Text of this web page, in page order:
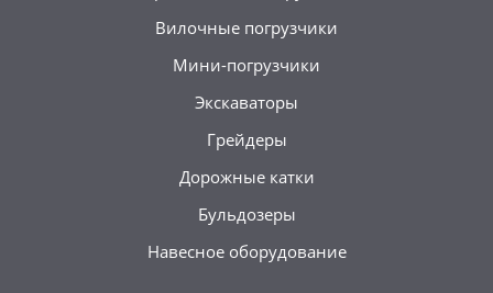
Вилочные погрузчики
Мини-погрузчики
Экскаваторы
Грейдеры
Дорожные катки
Бульдозеры
Навесное оборудование